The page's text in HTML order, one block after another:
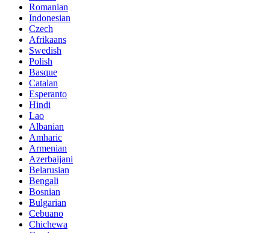
Romanian
Indonesian
Czech
Afrikaans
Swedish
Polish
Basque
Catalan
Esperanto
Hindi
Lao
Albanian
Amharic
Armenian
Azerbaijani
Belarusian
Bengali
Bosnian
Bulgarian
Cebuano
Chichewa